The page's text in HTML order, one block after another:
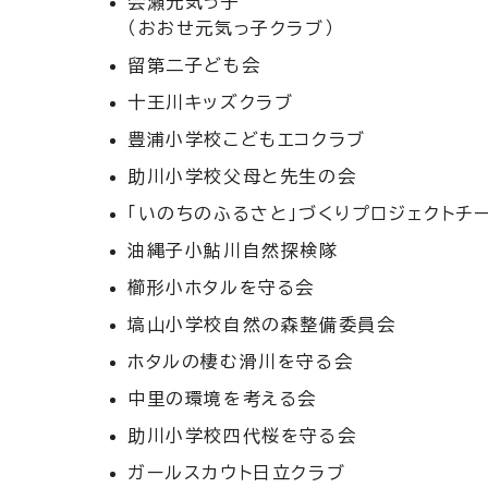
（おおせ元気っ子クラブ）
留第二子ども会
十王川キッズクラブ
豊浦小学校こどもエコクラブ
助川小学校父母と先生の会
「いのちのふるさと」づくりプロジェクトチ
油縄子小鮎川自然探検隊
櫛形小ホタルを守る会
塙山小学校自然の森整備委員会
ホタルの棲む滑川を守る会
中里の環境を考える会
助川小学校四代桜を守る会
ガールスカウト日立クラブ